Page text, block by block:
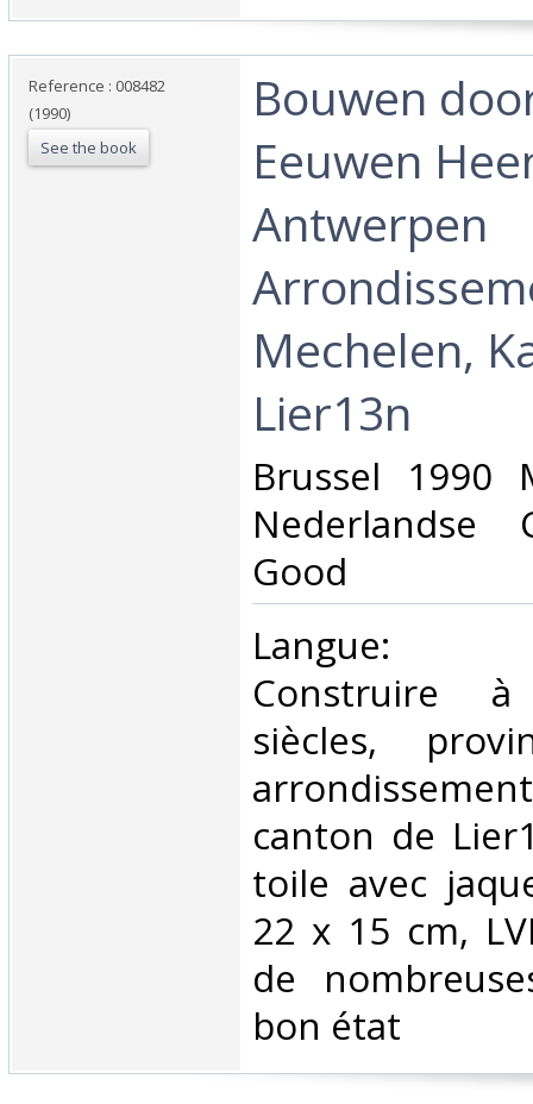
Reference : 008482
(1990)
See the book
‎Bouwen
Eeuwen
Antwerpen
Mechelen,
Lier13n‎
‎Brussel 1990
Nederlandse
Good ‎
‎Langue:
Construire
siècles,
canton de
toile avec
22 x 15 cm,
de
bon état‎